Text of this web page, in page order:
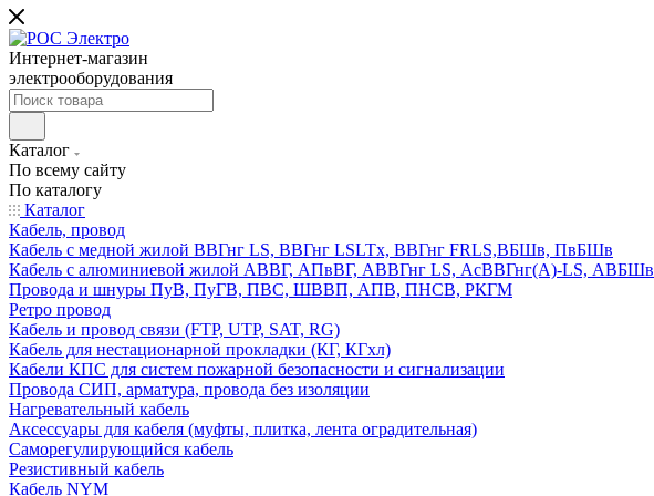
Интернет-магазин
электрооборудования
Каталог
По всему сайту
По каталогу
Каталог
Кабель, провод
Кабель с медной жилой ВВГнг LS, ВВГнг LSLTx, ВВГнг FRLS,ВБШв, ПвБШв
Кабель с алюминиевой жилой АВВГ, АПвВГ, АВВГнг LS, АсВВГнг(А)-LS, АВБШв
Провода и шнуры ПуВ, ПуГВ, ПВС, ШВВП, АПВ, ПНСВ, РКГМ
Ретро провод
Кабель и провод связи (FTP, UTP, SAT, RG)
Кабель для нестационарной прокладки (КГ, КГхл)
Кабели КПС для систем пожарной безопасности и сигнализации
Провода СИП, арматура, провода без изоляции
Нагревательный кабель
Аксессуары для кабеля (муфты, плитка, лента оградительная)
Саморегулирующийся кабель
Резистивный кабель
Кабель NYM